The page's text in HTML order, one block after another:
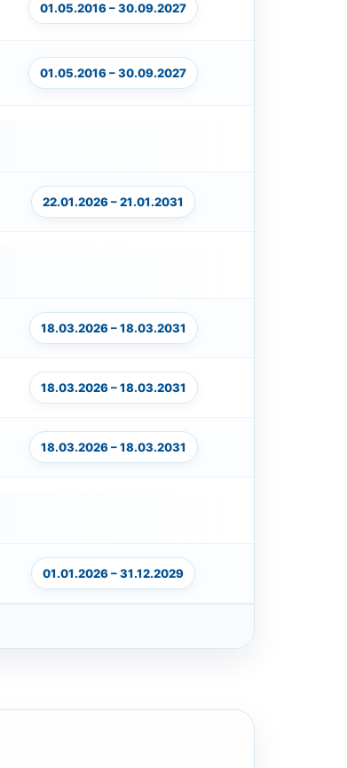
01.05.2016 – 30.09.2027
01.05.2016 – 30.09.2027
22.01.2026 – 21.01.2031
18.03.2026 – 18.03.2031
18.03.2026 – 18.03.2031
18.03.2026 – 18.03.2031
01.01.2026 – 31.12.2029